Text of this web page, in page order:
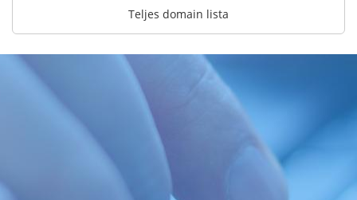
Teljes domain lista